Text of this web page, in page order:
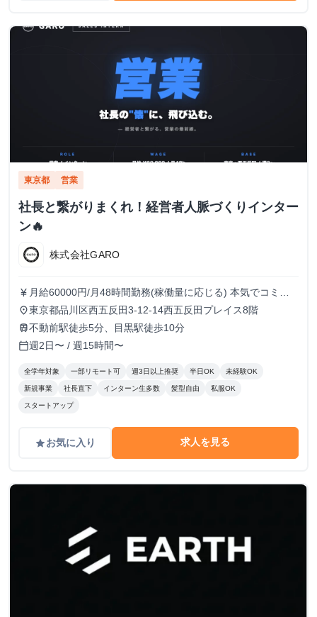
東京都 営業
社長と繋がりまくれ！経営者人脈づくりインター
ン🔥
株式会社GARO
currency_yen 月給60000円/月48時間勤務(稼働量に応じる) 本気でコミッ
トすれば、学生でも圧倒的な実績と報酬を得られる環境で
す！
place東京都品川区西五反田3-12-14西五反田プレイス8階
train不動前駅徒歩5分、目黒駅徒歩10分
calendar_today週2日〜 / 週15時間〜
全学年対象 一部リモート可 週3日以上推奨 半日OK 未経験OK
新規事業 社長直下 インターン生多数 髪型自由 私服OK
スタートアップ
gradeお気に入り 求人を見る